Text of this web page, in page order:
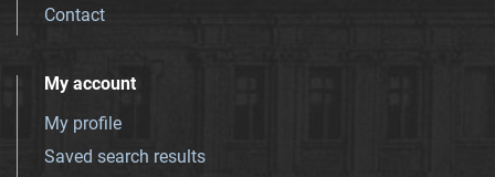
Contact
My account
My profile
Saved search results